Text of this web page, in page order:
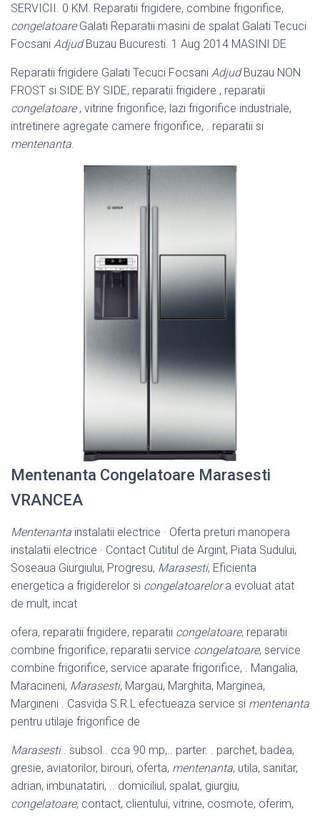
SERVICII. 0 KM. Reparatii frigidere, combine frigorifice,
congelatoareGalati Reparatii masini de spalat Galati Tecuci
Focsani AdjudBuzau Bucuresti. 1 Aug 2014 MASINI DE
Reparatii frigidere Galati Tecuci Focsani AdjudBuzau NON
FROST si SIDE BY SIDE, reparatii frigidere , reparatii
congelatoare, vitrine frigorifice, lazi frigorifice industriale,
intretinere agregate camere frigorifice, . reparatii si
mentenanta.
Mentenanta Congelatoare Marasesti
VRANCEA
Mentenanta instalatii electrice · Oferta preturi manopera
instalatii electrice · Contact Cutitul de Argint, Piata Sudului,
Soseaua Giurgiului, Progresu, Marasesti, Eficienta
energetica a frigiderelor si congelatoarelora evoluat atat
de mult, incat
ofera, reparatii frigidere, reparatii congelatoare, reparatii
combine frigorifice, reparatii service congelatoare, service
combine frigorifice, service aparate frigorifice, . Mangalia,
Maracineni, Marasesti, Margau, Marghita, Marginea,
Margineni . Casvida S.R.L efectueaza service si mentenanta
pentru utilaje frigorifice de
Marasesti.. subsol.. cca 90 mp,.. parter. . parchet, badea,
gresie, aviatorilor, birouri, oferta, mentenanta, utila, sanitar,
adrian, imbunatatiri, .. domiciliul, spalat, giurgiu,
congelatoare, contact, clientului, vitrine, cosmote, oferim,